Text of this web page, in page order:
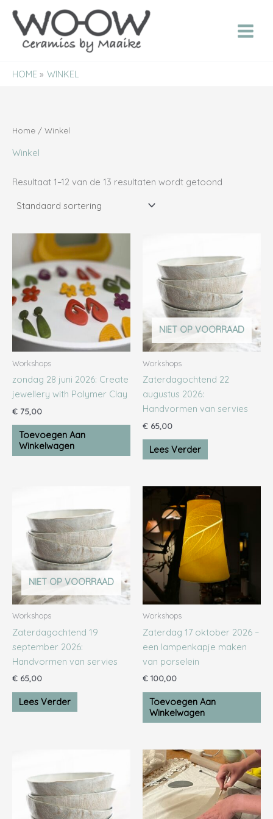
naar
inhoud
HOME WINKEL
Home / Winkel
Winkel
Resultaat 1–12 van de 13 resultaten wordt getoond
Workshops
zondag 28 juni 2026: Create
jewellery with Polymer Clay
€ 75,00
Toevoegen Aan
Winkelwagen
NIET OP VOORRAAD
Workshops
Zaterdagochtend 22
augustus 2026:
Handvormen van servies
€ 65,00
Lees Verder
NIET OP VOORRAAD
Workshops
Zaterdagochtend 19
september 2026:
Handvormen van servies
€ 65,00
Lees Verder
Workshops
Zaterdag 17 oktober 2026 –
een lampenkapje maken
van porselein
€ 100,00
Toevoegen Aan
Winkelwagen
Prijsklasse:
€ 90,00
tot
€ 455,00
Dit
product
heeft
meerdere
variaties.